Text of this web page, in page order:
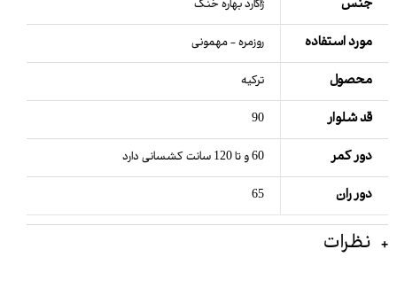
جنس ژاکارد بهاره خنک
مورد استفاده روزمره - مهمونی
محصول ترکیه
قد شلوار 90
دور کمر 60 و تا 120 سانت کشسانی دارد
دور ران 65
نظرات